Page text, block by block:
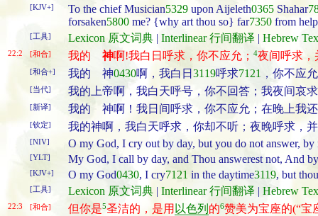
[KJV+] To the chief Musician5329 upon Aijeleth0365 Shahar
forsaken5800 me? {why art thou so} far7350 from
[工具] Lexicon 原文词典 | Interlinear 行间翻译 | Hebrew
22:2 [和合] 我的 神啊!我白日呼求，你不应允； 4夜间呼求，
[和合+] 我的 神0430啊，我白日 3119呼求7121 ，你不应允
[当代] 我的上帝啊，我白天呼号，你不回答；我夜间哀
[新译] 我的 神啊！我日间呼求，你不应允；在晚上我
[钦定] 我的神啊，我白天呼求，你却不听；夜晚呼求，
[NIV] O my God, I cry out by day, but you do not answer, by
[YLT] My God, I call by day, and Thou answerest not, And
[KJV+] O my God0430, I cry7121 in the daytime3119, but
[工具] Lexicon 原文词典 | Interlinear 行间翻译 | Hebrew
22:3 [和合] 但你是5圣洁的，是用 以色列 的6赞美为宝座的(“宝